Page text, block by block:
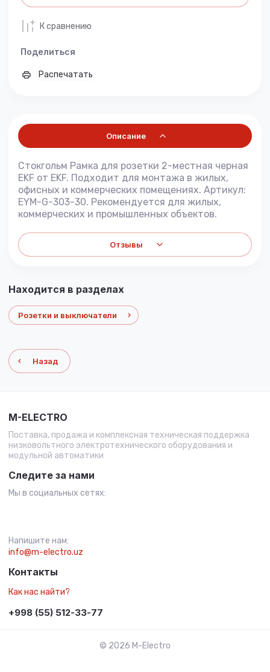
К сравнению
Поделиться
Распечатать
Описание
Стокгольм Рамка для розетки 2-местная черная
EKF от EKF. Подходит для монтажа в жилых,
офисных и коммерческих помещениях. Артикул:
EYM-G-303-30. Рекомендуется для жилых,
коммерческих и промышленных объектов.
Отзывы
Находится в разделах
Розетки и выключатели
Назад
M-ELECTRO
Поставка, продажа и комплексная техническая поддержка
низковольтного электротехнического оборудования и
модульной автоматики
Следите за нами
Мы в социальных сетях:
Напишите нам:
info@m-electro.uz
Контакты
Как нас найти?
+998 (55) 512-33-77
© 2026 M-Electro